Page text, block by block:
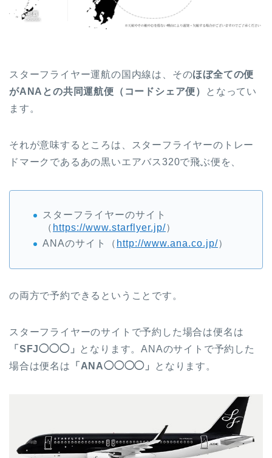
スターフライヤー運航の国内線は、そのほぼ全ての便
がANAとの共同運航便（コードシェア便）
となってい
ます。
それが意味するところは、スターフライヤーのトレー
ドマークであるあの黒いエアバス320で飛ぶ便を、
スターフライヤーのサイト
（ https://www.starflyer.jp/）
ANAのサイト（ http://www.ana.co.jp/）
の両方で予約できるということです。
スターフライヤーのサイトで予約した場合は便名は
「SFJ◯◯◯」
となります。ANAのサイトで予約した
場合は便名は
「ANA◯◯◯◯」 となります。